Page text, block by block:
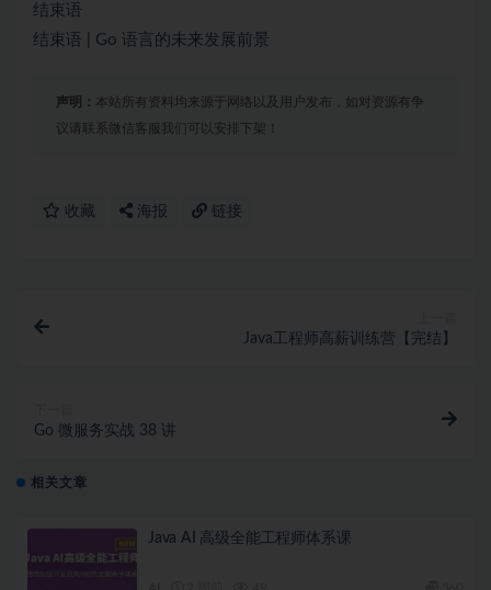
结束语
结束语 | Go 语言的未来发展前景
声明： 本站所有资料均来源于网络以及用户发布，如对资源有争
议请联系微信客服我们可以安排下架！
收藏 海报 链接
Java工程师高薪训练营【完结】
Go 微服务实战 38 讲
相关文章
Java AI 高级全能工程师体系课